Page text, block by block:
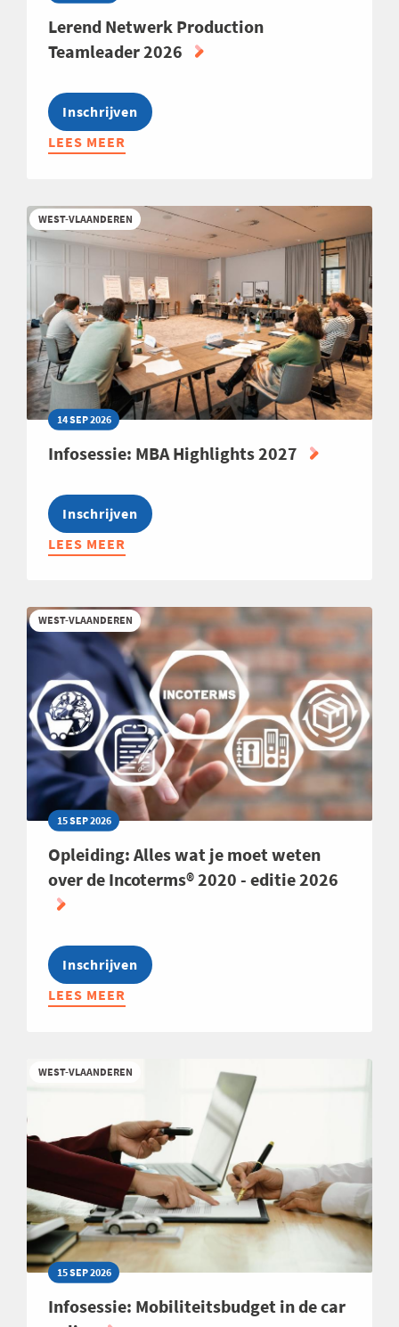
Lerend Netwerk Production
Teamleader 2026
Inschrijven
LEES MEER
ABOUT
PRODUCTION
TEAMLEADER
2026
WEST-VLAANDEREN
14 SEP 2026
Infosessie: MBA Highlights 2027
Inschrijven
LEES MEER
ABOUT
HIGHLIGHTS
2027
WEST-VLAANDEREN
15 SEP 2026
Opleiding: Alles wat je moet weten
over de Incoterms® 2020 - editie 2026
Inschrijven
LEES MEER
ABOUT
JE
OVER
INCOTERMS®
2020
-
EDITIE
2026
WEST-VLAANDEREN
15 SEP 2026
Infosessie: Mobiliteitsbudget in de car